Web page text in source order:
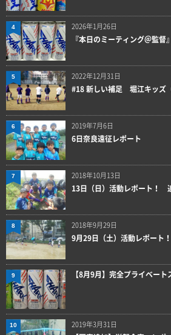
2026年1月26日
『本日のミーティング＠監
4
2022年12月31日
#18 新しい補足 堀江キッズ（
5
2019年7月6日
6日奈良遠征レポート
6
2018年10月13日
13日（日）活動レポート！
7
2018年9月29日
9月29日（土）活動レポート！
8
【8月9月】完全プライベート
9
2019年3月31日
10